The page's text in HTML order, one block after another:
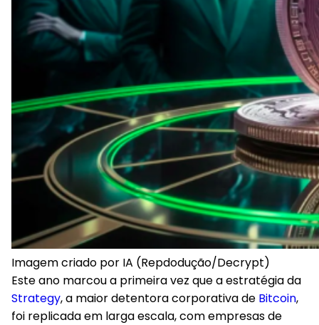
Imagem criado por IA (Repdodução/Decrypt)
Este ano marcou a primeira vez que a estratégia da
Strategy, a maior detentora corporativa de Bitcoin,
foi replicada em larga escala, com empresas de